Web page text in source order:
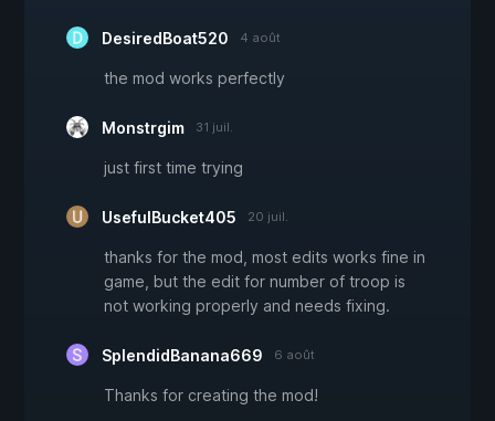
DesiredBoat520 4 août
the mod works perfectly
Monstrgim 31 juil.
just first time trying
UsefulBucket405 20 juil.
thanks for the mod, most edits works fine in
game, but the edit for number of troop is
not working properly and needs fixing.
SplendidBanana669 6 août
Thanks for creating the mod!